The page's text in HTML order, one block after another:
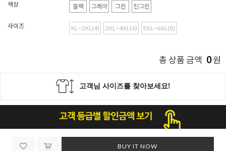
색상 블랙 그레이 그린 진그린
사이즈 XL~2XL(4) 3XL~4XL(6) 5XL~6XL(8)
총 상품 금액 0원
BUY IT NOW